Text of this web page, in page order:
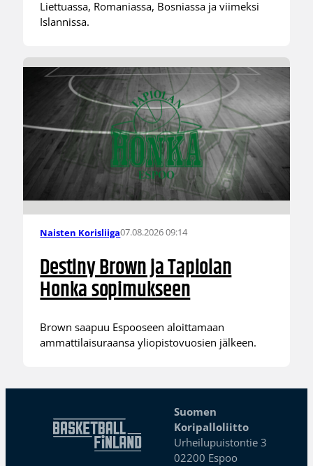
Liettuassa, Romaniassa, Bosniassa ja viimeksi
Islannissa.
Naisten Korisliiga07.08.2026 09:14
Destiny Brown ja Tapiolan
Honka sopimukseen
Brown saapuu Espooseen aloittamaan
ammattilaisuraansa yliopistovuosien jälkeen.
Suomen
Koripalloliitto
Urheilupuistontie 3
02200 Espoo